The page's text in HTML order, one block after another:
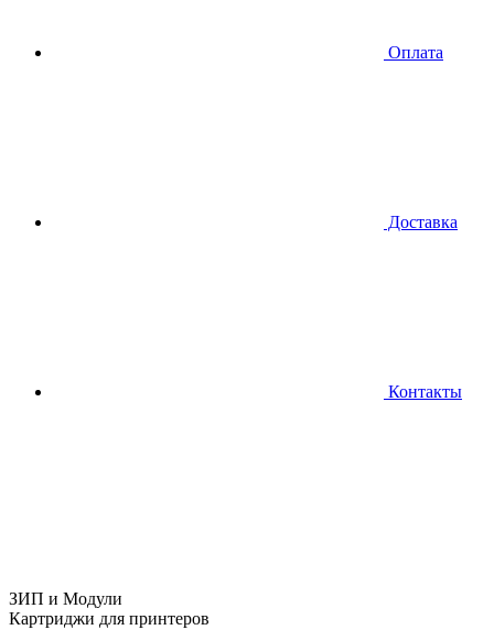
Оплата
Доставка
Контакты
ЗИП и Модули
Картриджи для принтеров